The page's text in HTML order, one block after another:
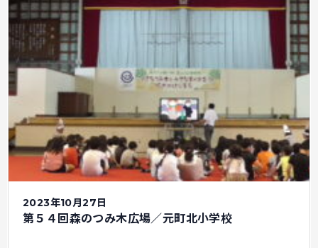
2023年10月27日
第５４回森のつみ木広場／元町北小学校